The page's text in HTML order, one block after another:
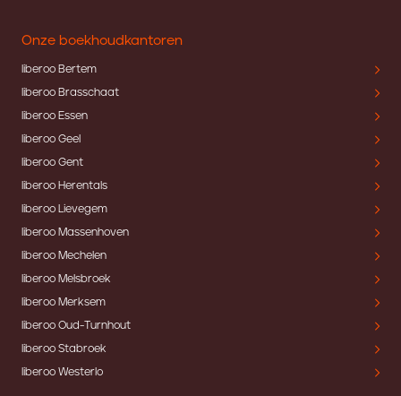
Onze boekhoudkantoren
liberoo Bertem
liberoo Brasschaat
liberoo Essen
liberoo Geel
liberoo Gent
liberoo Herentals
liberoo Lievegem
liberoo Massenhoven
liberoo Mechelen
liberoo Melsbroek
liberoo Merksem
liberoo Oud-Turnhout
liberoo Stabroek
liberoo Westerlo